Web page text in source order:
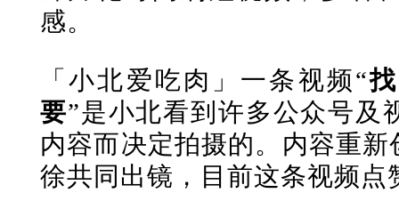
感。
「小北爱吃肉 」 一条视频“
要”是小北看到许多公众号及
内容而决定拍摄的。内容重
徐共同出镜，目前这条视频点